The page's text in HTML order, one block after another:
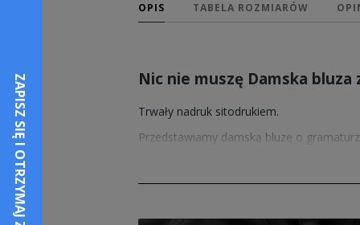
OPIS TABELA ROZMIARÓW
Nic nie muszę Damska bluza
Trwały nadruk sitodrukiem.
Przedstawiamy damską bluzę o
Sprzedawane przez nas wzory